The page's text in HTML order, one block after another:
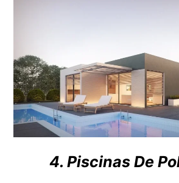
4. Piscinas De